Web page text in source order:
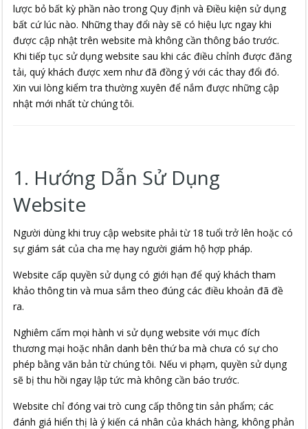
lược bỏ bất kỳ phần nào trong Quy định và Điều kiện sử dụng
bất cứ lúc nào. Những thay đổi này sẽ có hiệu lực ngay khi
được cập nhật trên website mà không cần thông báo trước.
Khi tiếp tục sử dụng website sau khi các điều chỉnh được đăng
tải, quý khách được xem như đã đồng ý với các thay đổi đó.
Xin vui lòng kiểm tra thường xuyên để nắm được những cập
nhật mới nhất từ chúng tôi.
1. Hướng Dẫn Sử Dụng
Website
Người dùng khi truy cập website phải từ 18 tuổi trở lên hoặc có
sự giám sát của cha mẹ hay người giám hộ hợp pháp.
Website cấp quyền sử dụng có giới hạn để quý khách tham
khảo thông tin và mua sắm theo đúng các điều khoản đã đề
ra.
Nghiêm cấm mọi hành vi sử dụng website với mục đích
thương mại hoặc nhân danh bên thứ ba mà chưa có sự cho
phép bằng văn bản từ chúng tôi. Nếu vi phạm, quyền sử dụng
sẽ bị thu hồi ngay lập tức mà không cần báo trước.
Website chỉ đóng vai trò cung cấp thông tin sản phẩm; các
đánh giá hiển thị là ý kiến cá nhân của khách hàng, không phản